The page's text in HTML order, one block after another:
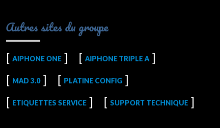
Autres sites du groupe
AIPHONE ONE AIPHONE TRIPLE A
MAD 3.0 PLATINE CONFIG
ETIQUETTES SERVICE SUPPORT TECHNIQUE